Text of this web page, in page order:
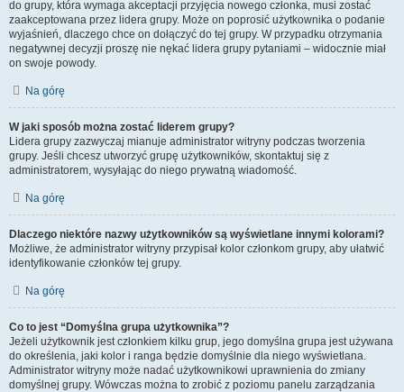
do grupy, która wymaga akceptacji przyjęcia nowego członka, musi zostać
zaakceptowana przez lidera grupy. Może on poprosić użytkownika o podanie
wyjaśnień, dlaczego chce on dołączyć do tej grupy. W przypadku otrzymania
negatywnej decyzji proszę nie nękać lidera grupy pytaniami – widocznie miał
on swoje powody.
Na górę
W jaki sposób można zostać liderem grupy?
Lidera grupy zazwyczaj mianuje administrator witryny podczas tworzenia
grupy. Jeśli chcesz utworzyć grupę użytkowników, skontaktuj się z
administratorem, wysyłając do niego prywatną wiadomość.
Na górę
Dlaczego niektóre nazwy użytkowników są wyświetlane innymi kolorami?
Możliwe, że administrator witryny przypisał kolor członkom grupy, aby ułatwić
identyfikowanie członków tej grupy.
Na górę
Co to jest “Domyślna grupa użytkownika”?
Jeżeli użytkownik jest członkiem kilku grup, jego domyślna grupa jest używana
do określenia, jaki kolor i ranga będzie domyślnie dla niego wyświetlana.
Administrator witryny może nadać użytkownikowi uprawnienia do zmiany
domyślnej grupy. Wówczas można to zrobić z poziomu panelu zarządzania